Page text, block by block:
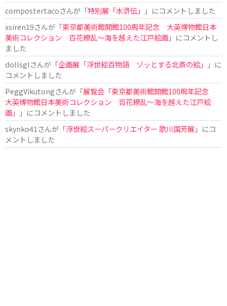
compostertacoさんが「特別展「水滸伝」
」にコメントしました
xsiren19さんが「東京都美術館開館100周年記念 大英博物館日本
美術コレクション 百花繚乱～海を越えた江戸絵画」にコメントし
ました
dollsglさんが「企画展「浮世絵百物語 ゾッとする北斎の絵」
」に
コメントしました
PeggVikutongさんが「展覧会「東京都美術館開館100周年記念
大英博物館日本美術コレクション 百花繚乱〜海を越えた江戸絵
画」
」にコメントしました
skynko41 さんが「浮世絵スーパークリエイター 歌川国芳展 」にコ
メントしました